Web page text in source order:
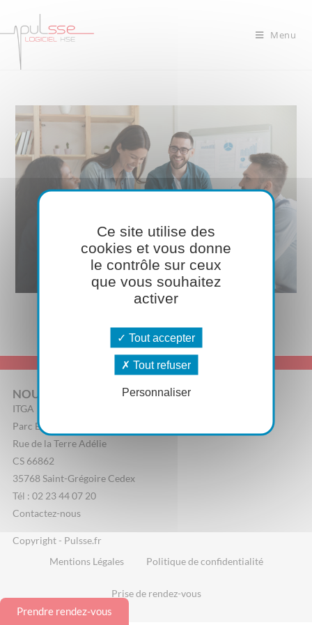
Menu
NOUS CONTACTER
ITGA
Parc Edonia, Bâtiment R
Rue de la Terre Adélie
CS 66862
35768 Saint-Grégoire Cedex
Tél : 02 23 44 07 20
Contactez-nous
Copyright - Pulsse.fr
Mentions Légales
Politique de confidentialité
Prise de rendez-vous
Prendre rendez-vous
Ce site utilise des
cookies et vous donne
le contrôle sur ceux
que vous souhaitez
activer
Tout accepter
Tout refuser
Personnaliser